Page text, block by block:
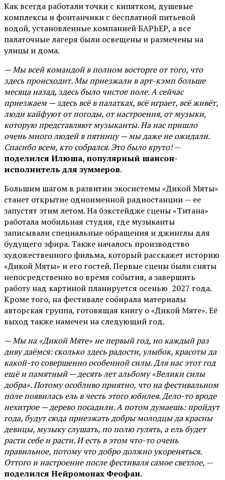
Как всегда работали точки с кипятком, душевые
комплексы и фонтанчики с бесплатной питьевой
водой, установленные компанией БАРЬЕР, а все
палаточные лагеря были освещены и размечены на
улицы и дома.
— Мы всей командой в полном восторге от того, что
здесь происходит. Мы приезжали в арт-кэмп больше
месяца назад, здесь было чистое поле. А сейчас
приезжаем — здесь всё в палатках, всё играет, всё живёт,
люди кайфуют от погоды, от настроения, от музыки,
которую представляют музыканты. На нас пришло
очень много людей в пятницу — мы даже не ожидали.
Спасибо всем, кто собрался. Это было круто!—
поделился Илюша, популярный шансон-
исполнитель для зуммеров.
Большим шагом в развитии экосистемы «Дикой Мяты»
станет открытие одноименной радиостанции — ее
запустят этим летом. На бэкстейдже сцены «Титана»
работала мобильная студия, где музыканты
записывали специальные обращения и джинглы для
будущего эфира. Также началось производство
художественного фильма, который расскажет историю
«Дикой Мяты» и его гостей. Первые сцены были сняты
непосредственно во время события, а завершить
работу над картиной планируется осенью 2027 года.
Кроме того, на фестивале собирала материалы
авторская группа, готовящая книгу о «Дикой Мяте». Её
выход также намечен на следующий год.
— Мы на «Дикой Мяте» не первый год, но каждый раз
диву даёмся: сколько здесь радости, улыбок, красоты да
какой-то совершенно особенной силы. Для нас этот год
ещё и памятный — десять лет альбому «Велики силы
добра». Потому особливо приятно, что на фестивальном
поле появилась ель в честь этого юбилея. Дело-то вроде
нехитрое — дерево посадили. А потом думаешь: пройдут
года, будут сюда приезжать добры молодцы да красны
девицы, музыку слушать, по полю гулять, а ель будет
расти себе и расти. И есть в этом что-то очень
правильное, потому что добро должно укореняться.
Оттого и настроение после фестиваля самое светлое, —
поделился Нейромонах Феофан.